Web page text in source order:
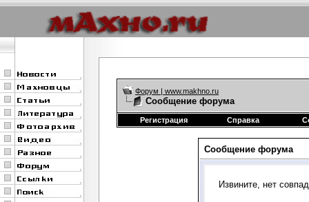
Форум | www.makhno.ru
Сообщение форума
Регистрация Справка
Сообщение форума
Извините, нет